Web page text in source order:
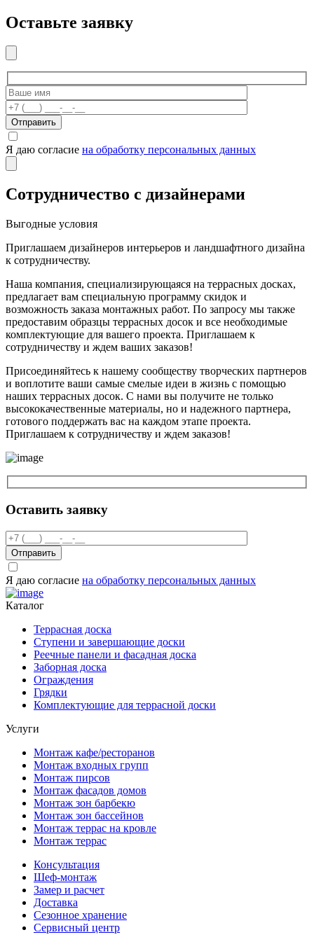
Оставьте заявку
Отправить
Я даю согласие на обработку персональных данных
Сотрудничество с дизайнерами
Выгодные условия
Приглашаем дизайнеров интерьеров и ландшафтного дизайна
к сотрудничеству.
Наша компания, специализирующаяся на террасных досках,
предлагает вам специальную программу скидок и
возможность заказа монтажных работ. По запросу мы также
предоставим образцы террасных досок и все необходимые
комплектующие для вашего проекта. Приглашаем к
сотрудничеству и ждем ваших заказов!
Присоединяйтесь к нашему сообществу творческих партнеров
и воплотите ваши самые смелые идеи в жизнь с помощью
наших террасных досок. С нами вы получите не только
высококачественные материалы, но и надежного партнера,
готового поддержать вас на каждом этапе проекта.
Приглашаем к сотрудничеству и ждем заказов!
Оставить заявку
Отправить
Я даю согласие на обработку персональных данных
Каталог
Террасная доска
Ступени и завершающие доски
Реечные панели и фасадная доска
Заборная доска
Ограждения
Грядки
Комплектующие для террасной доски
Услуги
Монтаж кафе/ресторанов
Монтаж входных групп
Монтаж пирсов
Монтаж фасадов домов
Монтаж зон барбекю
Монтаж зон бассейнов
Монтаж террас на кровле
Монтаж террас
Консультация
Шеф-монтаж
Замер и расчет
Доставка
Сезонное хранение
Сервисный центр